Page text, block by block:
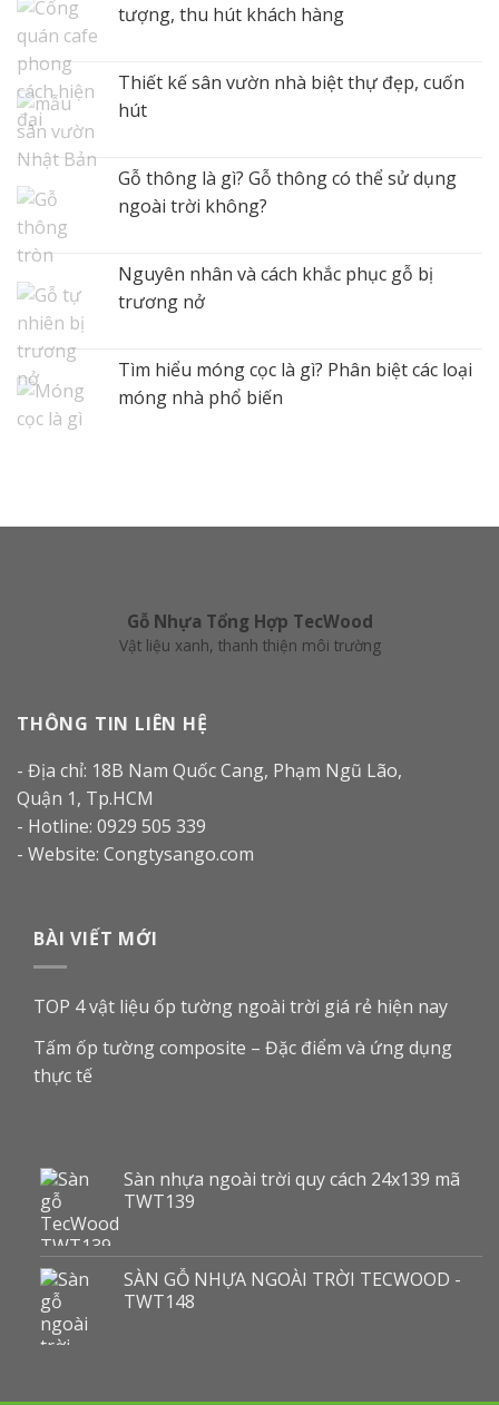
tượng, thu hút khách hàng
Thiết kế sân vườn nhà biệt thự đẹp, cuốn
hút
Gỗ thông là gì? Gỗ thông có thể sử dụng
ngoài trời không?
Nguyên nhân và cách khắc phục gỗ bị
trương nở
Tìm hiểu móng cọc là gì? Phân biệt các loại
móng nhà phổ biến
Gỗ Nhựa Tổng Hợp TecWood
Vật liệu xanh, thanh thiện môi trường
THÔNG TIN LIÊN HỆ
- Địa chỉ: 18B Nam Quốc Cang, Phạm Ngũ Lão,
Quận 1, Tp.HCM
- Hotline: 0929 505 339
- Website: Congtysango.com
BÀI VIẾT MỚI
TOP 4 vật liệu ốp tường ngoài trời giá rẻ hiện nay
Tấm ốp tường composite – Đặc điểm và ứng dụng
thực tế
Sàn nhựa ngoài trời quy cách 24x139 mã
TWT139
SÀN GỖ NHỰA NGOÀI TRỜI TECWOOD -
TWT148